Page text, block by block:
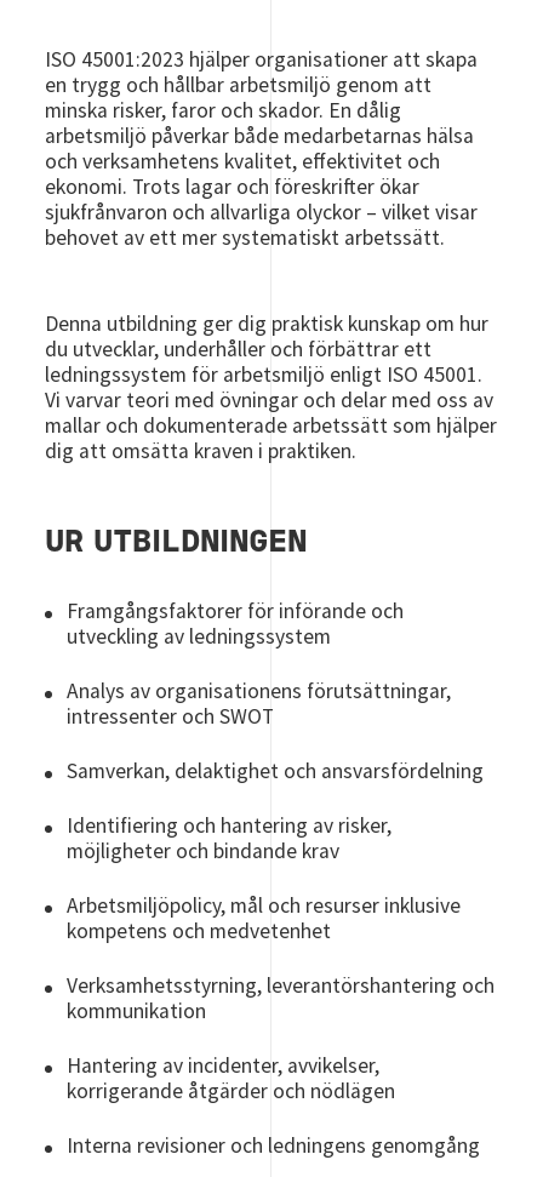
ISO 45001:2023 hjälper organisationer att skapa
en trygg och hållbar arbetsmiljö genom att
minska risker, faror och skador. En dålig
arbetsmiljö påverkar både medarbetarnas hälsa
och verksamhetens kvalitet, effektivitet och
ekonomi. Trots lagar och föreskrifter ökar
sjukfrånvaron och allvarliga olyckor – vilket visar
behovet av ett mer systematiskt arbetssätt.
Denna utbildning ger dig praktisk kunskap om hur
du utvecklar, underhåller och förbättrar ett
ledningssystem för arbetsmiljö enligt ISO 45001.
Vi varvar teori med övningar och delar med oss av
mallar och dokumenterade arbetssätt som hjälper
dig att omsätta kraven i praktiken.
UR UTBILDNINGEN
Framgångsfaktorer för införande och
utveckling av ledningssystem
Analys av organisationens förutsättningar,
intressenter och SWOT
Samverkan, delaktighet och ansvarsfördelning
Identifiering och hantering av risker,
möjligheter och bindande krav
Arbetsmiljöpolicy, mål och resurser inklusive
kompetens och medvetenhet
Verksamhetsstyrning, leverantörshantering och
kommunikation
Hantering av incidenter, avvikelser,
korrigerande åtgärder och nödlägen
Interna revisioner och ledningens genomgång